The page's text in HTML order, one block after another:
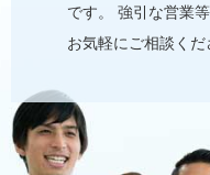
です。 強引な営業
お気軽にご相談くだ